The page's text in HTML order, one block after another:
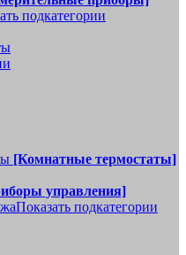
подкатегории
[Комнатные термостаты]
управления]
Показать подкатегории